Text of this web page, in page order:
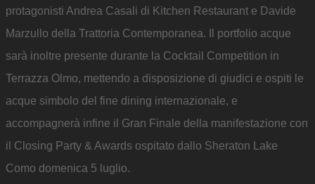
protagonisti Andrea Casali di Kitchen Restaurant e Davide
Marzullo della Trattoria Contemporanea. Il portfolio acque
sarà inoltre presente durante la Cocktail Competition in
Terrazza Olmo, mettendo a disposizione di giudici e ospiti le
acque simbolo del fine dining internazionale, e
accompagnerà infine il Gran Finale della manifestazione con
il Closing Party & Awards ospitato dallo Sheraton Lake
Como domenica 5 luglio.